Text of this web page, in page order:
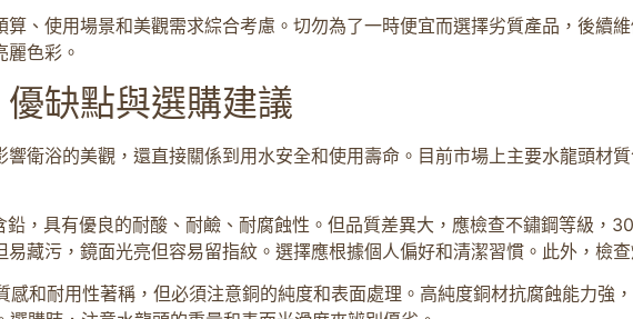
、使用場景和美觀需求綜合考慮。切勿為了一時便宜而選擇劣質產品，後續
色彩。
缺點與選購建議
衛浴的美觀，還直接關係到用水安全和使用壽命。目前市場上主要水龍頭材
鉛，具有優良的耐酸、耐鹼、耐腐蝕性。但品質差異大，應檢查不鏽鋼等級，
藏污，鏡面光亮但容易留指紋。選擇應根據個人偏好和清潔習慣。此外，檢
感和耐用性著稱，但必須注意銅的純度和表面處理。高純度銅材抗腐蝕能力強